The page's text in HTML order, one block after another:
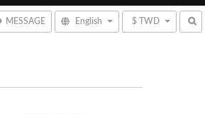
MESSAGE English $ TWD